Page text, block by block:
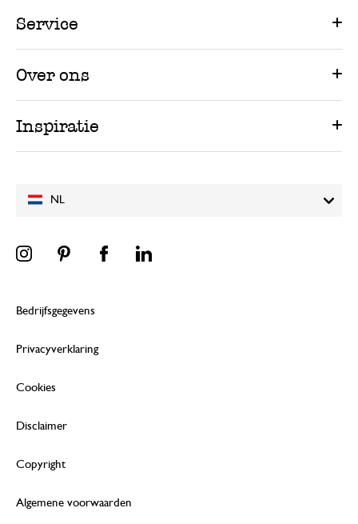
NL
Service
Over ons
Inspiratie
Bedrijfsgegevens
Privacyverklaring
Cookies
Disclaimer
Copyright
Algemene voorwaarden